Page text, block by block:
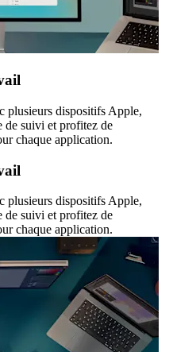
plusieurs dispositifs Apple,
de suivi et profitez de
chaque application.
plusieurs dispositifs Apple,
de suivi et profitez de
chaque application.